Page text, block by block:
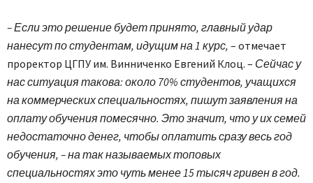
– Если это решение будет принято, главный удар
нанесут по студентам, идущим на 1 курс, – отмечает
проректор ЦГПУ им. Винниченко Евгений Клоц. – Сейчас у
нас ситуация такова: около 70% студентов, учащихся
на коммерческих специальностях, пишут заявления на
оплату обучения помесячно. Это значит, что у их семей
недостаточно денег, чтобы оплатить сразу весь год
обучения, – на так называемых топовых
специальностях это чуть менее 15 тысяч гривен в год.